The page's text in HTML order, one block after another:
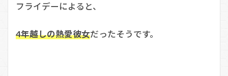
フライデーによると、
4年越しの熱愛彼女だったそうです。